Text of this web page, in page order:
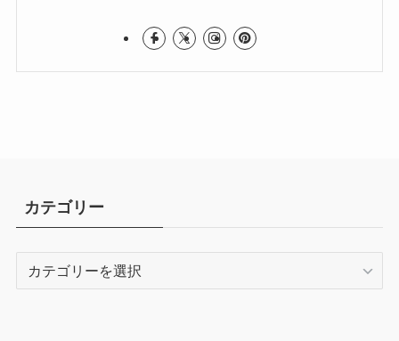
カテゴリー